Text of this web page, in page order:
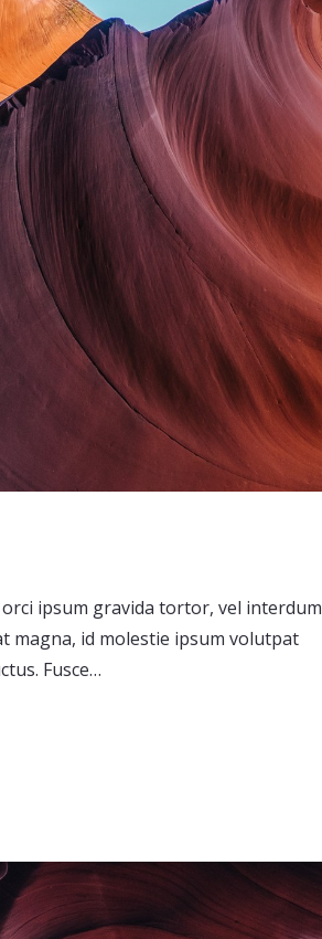
ipsum gravida tortor, vel interdum
magna, id molestie ipsum volutpat
Fusce…